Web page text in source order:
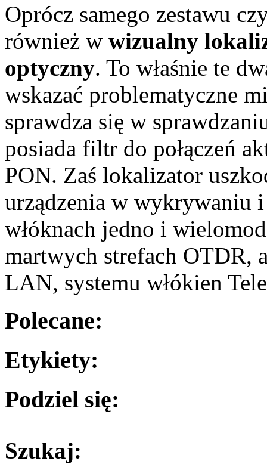
Oprócz samego zestawu
również w wizualny
optyczny. To właśnie te
wskazać problematyczne
sprawdza się w
posiada filtr do połączeń
PON. Zaś lokalizator
urządzenia w wykrywaniu
włóknach jedno i
martwych strefach OTDR,
LAN, systemu włókien
Polecane:
Etykiety:
Podziel się:
Szukaj: